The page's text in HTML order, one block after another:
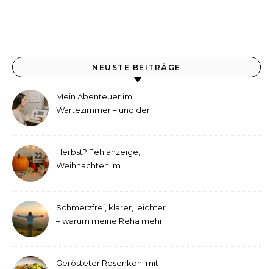
NEUSTE BEITRÄGE
Mein Abenteuer im
Wartezimmer – und der
Herbst? Fehlanzeige,
Weihnachten im
Schmerzfrei, klarer, leichter
– warum meine Reha mehr
Gerösteter Rosenkohl mit